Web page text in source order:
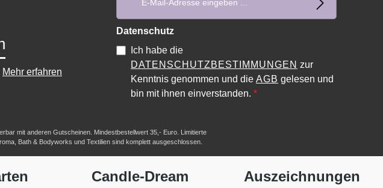
Mehr erfahren
Datenschutz
Ich habe die
DATENSCHUTZBESTIMMUNGEN zur
Kenntnis genommen und die AGB gelesen und
bin mit ihnen einverstanden. *
mit anderen Gutscheinen. Mindestbestellwert 35,- Euro. Limitierte
Bath & Bodyworks und Textilien sind komplett ausgeschlossen.
Candle-Dream
Auszeichnungen